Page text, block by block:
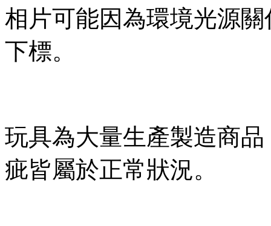
相片可能因為環境光源
下標。
玩具為大量生產製造商
疵皆屬於正常狀況。